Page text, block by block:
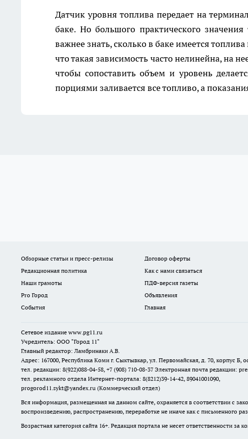
Датчик уровня топлива передает на
баке. Но большого практического
важнее знать, сколько в баке имеется
что такая зависимость часто нелинейна, на
чтобы сопоставить объем и уровень
порциями заливается все топливо, а
Обзорные статьи и пресс-релизы Договор оферты
Редакционная политика
Как с нами связаться
Наши грамоты
ПДФ-версия газеты
Pro Город
Объявления
События
Главная
Сетевое издание www.pg11.ru
Учредитель: ООО "Город 11"
Главный редактор: Ламбринаки А.В.
Адрес: 167000, Республика Коми г. Сыктывкар, ул. Первомайская, д. 70, корпус Б,
тел. редакции: 8(922)088-04-58, +7 (908) 710-08-37 Электронная почта редакции:
тел. рекламного отдела Интернет-портала: 8(8212)39-14-42, 89041001090,
progorod11.sykt@yandex.ru (Коммерческий отдел)
Вся информация, размещенная на данном сайте, охраняется в соответствии с
воспроизведению, распространению, переработке не иначе как с письменного
Возрастная категория сайта 16+. Редакция портала не несет ответственности